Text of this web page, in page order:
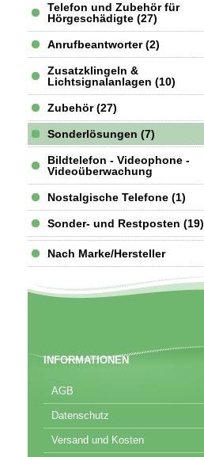
Telefon und Zubehör für
Hörgeschädigte (27)
Anrufbeantworter (2)
Zusatzklingeln &
Lichtsignalanlagen (10)
Zubehör (27)
Sonderlösungen (7)
Bildtelefon - Videophone -
Videoüberwachung
Nostalgische Telefone (1)
Sonder- und Restposten (19)
Nach Marke/Hersteller
INFORMATIONEN
AGB
Datenschutz
Versand und Kosten